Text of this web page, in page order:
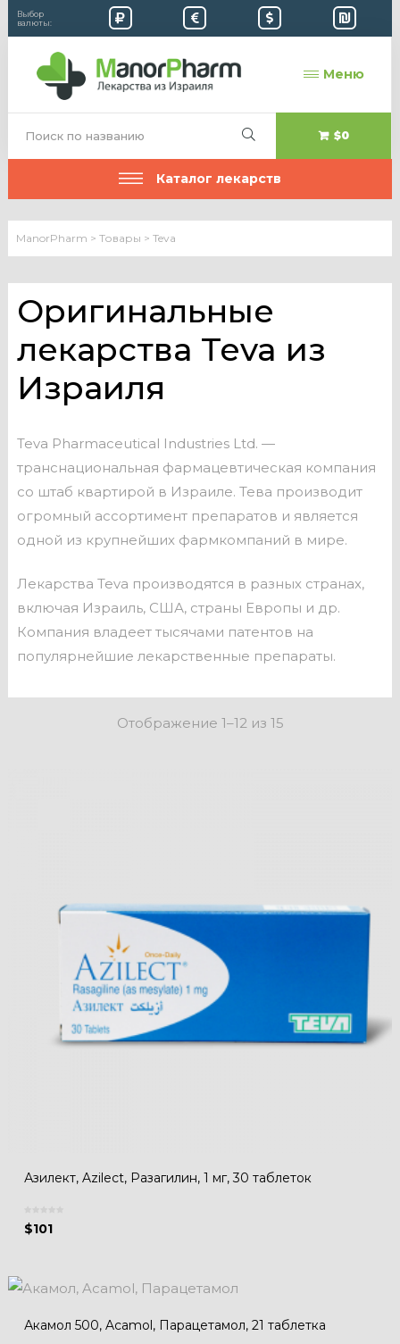
Выбор
валюты:
Меню
$0
Каталог лекарств
ManorPharm > Товары > Teva
Оригинальные
лекарства Teva из
Израиля
Teva Pharmaceutical Industries Ltd. —
транснациональная фармацевтическая компания
со штаб квартирой в Израиле. Тева производит
огромный ассортимент препаратов и является
одной из крупнейших фармкомпаний в мире.
Лекарства Teva производятся в разных странах,
включая Израиль, США, страны Европы и др.
Компания владеет тысячами патентов на
популярнейшие лекарственные препараты.
Отображение 1–12 из 15
Азилект, Azilect, Разагилин, 1 мг, 30 таблеток
$101
Акамол 500, Acamol, Парацетамол, 21 таблетка